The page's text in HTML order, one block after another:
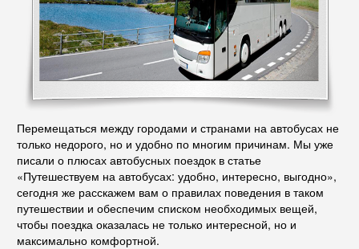
Перемещаться между городами и странами на автобусах не
только недорого, но и удобно по многим причинам. Мы уже
писали о плюсах автобусных поездок в статье
«Путешествуем на автобусах: удобно, интересно, выгодно»,
сегодня же расскажем вам о правилах поведения в таком
путешествии и обеспечим списком необходимых вещей,
чтобы поездка оказалась не только интересной, но и
максимально комфортной.